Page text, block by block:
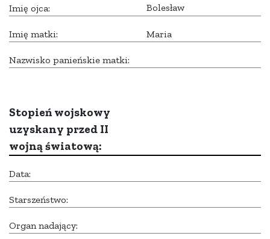
Imię ojca: Bolesław
Imię matki: Maria
Nazwisko panieńskie matki:
Stopień wojskowy
uzyskany przed II
wojną światową:
Data:
Starszeństwo:
Organ nadający: